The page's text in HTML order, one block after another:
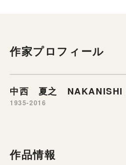
作家プロフィール
中西 夏之 NAKANISHI
1935-2016
作品情報